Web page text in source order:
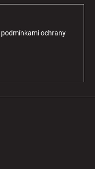
podmínkami ochrany